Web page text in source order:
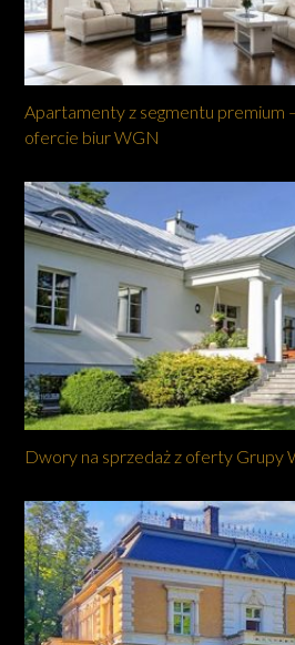
Apartamenty z segmentu premium
ofercie biur WGN
Dwory na sprzedaż z oferty Grupy